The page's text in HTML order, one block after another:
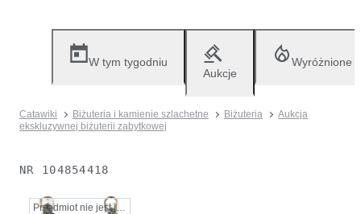
W tym tygodniu
Aukcje
Wyróżnione
Catawiki Biżuteria i kamienie szlachetne Biżuteria
Aukcja
ekskluzywnej biżuterii zabytkowej
NR 104854418
Przedmiot nie jest już dostępny